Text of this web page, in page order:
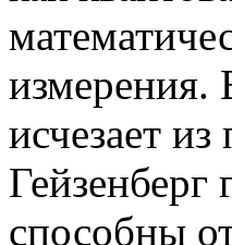
измерения.
исчезает
способны